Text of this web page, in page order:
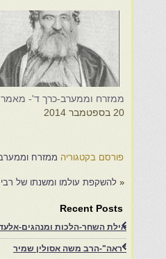
ממזרח וממערב-כרך ד'-
20 בספטמבר 2014
פורסם בקטגוריה ממזרח
« להשקפת עולמו ומשנתו של רבי
Recent Posts
אילת השחר-הלכות ומנהגים-אלעד
"ראה"-הרב משה אסולין שמיר